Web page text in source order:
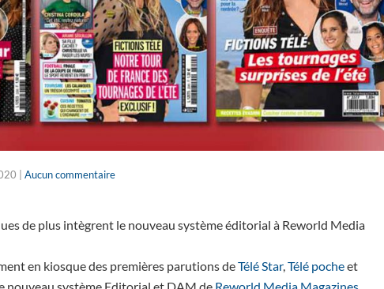
Aucun commentaire
de plus intègrent le nouveau système éditorial à Reworld Media
en kiosque des premières parutions deTélé Star, Télé pocheet
nouveau système Editorial et DAM de Reworld Media Magazines